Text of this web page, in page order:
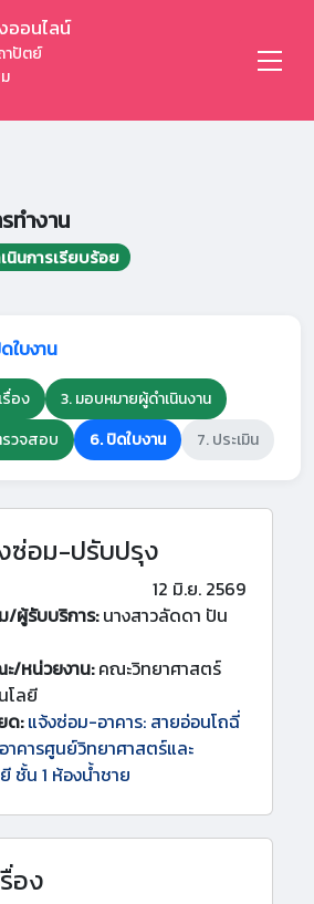
ออนไลน์
าปัตย์
ทำงาน
นินการเรียบร้อย
ใบงาน
รื่อง
3. มอบหมายผู้ดำเนินงาน
รวจสอบ 6. ปิดใบงาน 7. ประเมิน
ซ่อม-ปรับปรุง
12 มิ.ย. 2569
/ผู้รับบริการ:นางสาวลัดดา ปัน
/หน่วยงาน:คณะวิทยาศาสตร์
โลยี
ด: แจ้งซ่อม-อาคาร: สายอ่อนโถฉี่
าคารศูนย์วิทยาศาสตร์และ
ชั้น 1 ห้องน้ำชาย
อง